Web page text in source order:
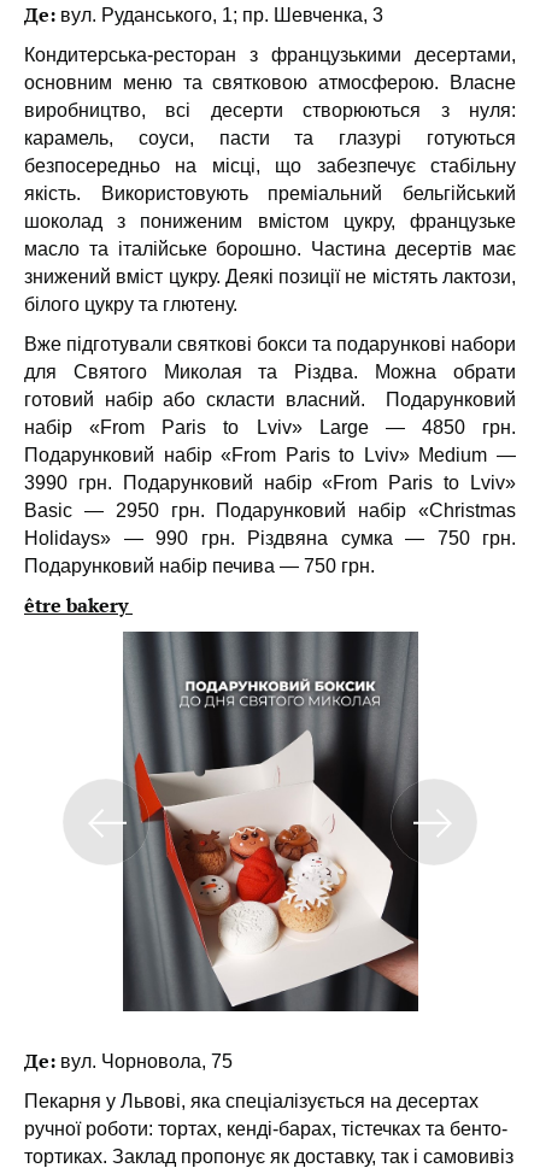
Де: вул. Руданського, 1; пр. Шевченка, 3
Кондитерська-ресторан з французькими десертами,
основним меню та святковою атмосферою. Власне
виробництво, всі десерти створюються з нуля:
карамель, соуси, пасти та глазурі готуються
безпосередньо на місці, що забезпечує стабільну
якість. Використовують преміальний бельгійський
шоколад з пониженим вмістом цукру, французьке
масло та італійське борошно. Частина десертів має
знижений вміст цукру. Деякі позиції не містять лактози,
білого цукру та глютену.
Вже підготували святкові бокси та подарункові набори
для Святого Миколая та Різдва. Можна обрати
готовий набір або скласти власний. Подарунковий
набір «From Paris to Lviv» Large — 4850 грн.
Подарунковий набір «From Paris to Lviv» Medium —
3990 грн. Подарунковий набір «From Paris to Lviv»
Basic — 2950 грн. Подарунковий набір «Christmas
Holidays» — 990 грн. Різдвяна сумка — 750 грн.
Подарунковий набір печива — 750 грн.
être bakery
Де: вул. Чорновола, 75
Пекарня у Львові, яка спеціалізується на десертах
ручної роботи: тортах, кенді-барах, тістечках та бенто-
тортиках. Заклад пропонує як доставку, так і самовивіз